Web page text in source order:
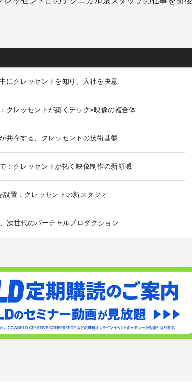
にクレッセントを知り、入社を決意
クレッセントが築くテック×映像の複合体
共存する、クレッセントの技術基盤
：クレッセントが拓く映像制作の新領域
置：クレッセントの新スタジオ
次世代のバーチャルプロダクション